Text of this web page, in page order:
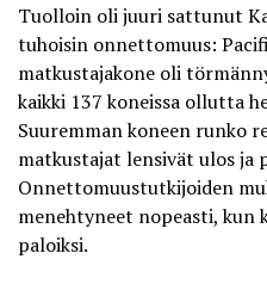
Tuolloin oli juuri sattunut
tuhoisin onnettomuus:
matkustajakone oli
kaikki 137 koneissa ollutta
Suuremman koneen runko
matkustajat lensivät ulos ja
Onnettomuustutkijoiden
menehtyneet nopeasti, kun
paloiksi.